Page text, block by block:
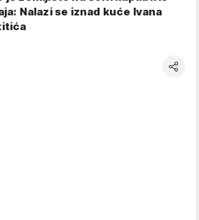
Nalazi se iznad kuće Ivana